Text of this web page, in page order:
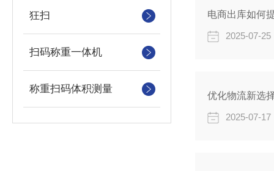
狂扫
扫码称重一体机
称重扫码体积测量
电商出库如何
2025-07-25
优化物流新选
2025-07-17